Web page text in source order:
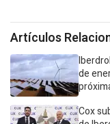
Artículos
de
Cox